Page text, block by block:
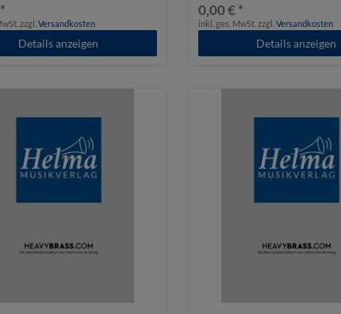
zzgl.Versandkosten
Details anzeigen
0,00 € *
inkl. ges. MwSt. zzgl.Versandkosten
Details anzeigen